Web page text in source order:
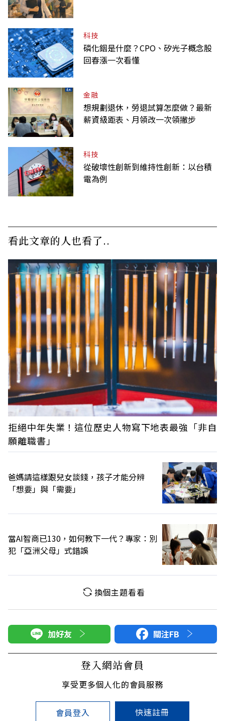
科技
磷化銦是什麼？CPO、矽光子概念股
回春漲一次看懂
金融
想規劃退休，勞退試算怎麼做？最新
薪資級距表、月領改一次領撇步
科技
從破壞性創新到維持性創新：以台積
電為例
看此文章的人也看了..
拒絕中年失業！這位歷史人物寫下地表最強「非自
願離職書」
爸媽請這樣跟兒女談錢，孩子才能分辨
「想要」與「需要」
當AI智商已130，如何教下一代？專家：別
犯「亞洲父母」式錯誤
換個主題看看
加好友 關注FB
登入網站會員
享受更多個人化的會員服務
會員登入 快速註冊